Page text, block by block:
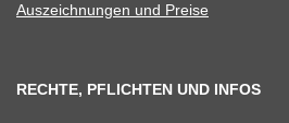
Aus­zeich­nun­gen und Preise
RECHTE, PFLICHTEN UND INFOS